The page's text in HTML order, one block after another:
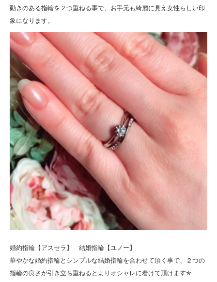
動きのある指輪を２つ重ねる事で、お手元も綺麗に見え女性らしい印
象になります。
婚約指輪【アスセラ】 結婚指輪【ユノー】
華やかな婚約指輪とシンプルな結婚指輪を合わせて頂く事で、２つの
指輪の良さが引き立ち重ねるとよりオシャレに着けて頂けます✯